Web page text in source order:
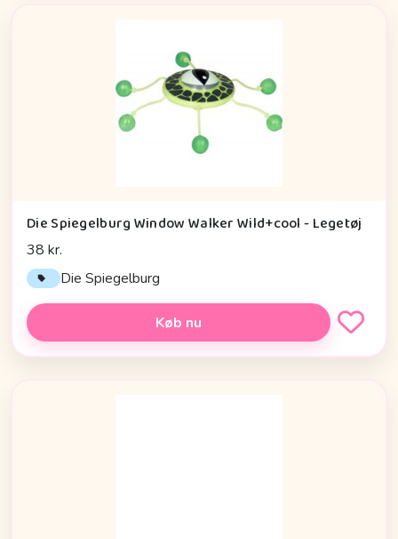
Die Spiegelburg Window Walker Wild+cool - Legetøj
38 kr.
Die Spiegelburg
Køb nu